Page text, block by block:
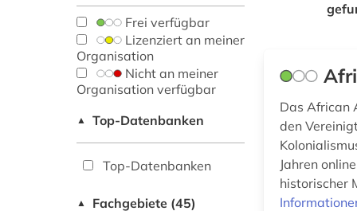
Frei verfügbar
Lizenziert an meiner
Organisation
Nicht an meiner
Organisation verfügbar
▲ Top-Datenbanken
Top-Datenbanken
▲ Fachgebiete (45)
Das African
den
Jahren
historischer